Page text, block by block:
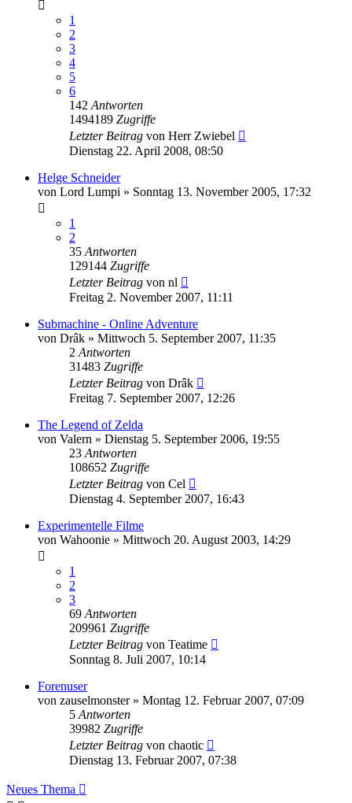
1
2
3
4
5
6
142 Antworten
1494189 Zugriffe
Letzter Beitrag von Herr Zwiebel
Dienstag 22. April 2008, 08:50
Helge Schneider
von Lord Lumpi » Sonntag 13. November 2005, 17:32
1
2
35 Antworten
129144 Zugriffe
Letzter Beitrag von nl
Freitag 2. November 2007, 11:11
Submachine - Online Adventure
von Drâk » Mittwoch 5. September 2007, 11:35
2 Antworten
31483 Zugriffe
Letzter Beitrag von Drâk
Freitag 7. September 2007, 12:26
The Legend of Zelda
von Valern » Dienstag 5. September 2006, 19:55
23 Antworten
108652 Zugriffe
Letzter Beitrag von Cel
Dienstag 4. September 2007, 16:43
Experimentelle Filme
von Wahoonie » Mittwoch 20. August 2003, 14:29
1
2
3
69 Antworten
209961 Zugriffe
Letzter Beitrag von Teatime
Sonntag 8. Juli 2007, 10:14
Forenuser
von zauselmonster» Montag 12. Februar 2007, 07:09
5 Antworten
39982 Zugriffe
Letzter Beitrag von chaotic
Dienstag 13. Februar 2007, 07:38
Neues Thema